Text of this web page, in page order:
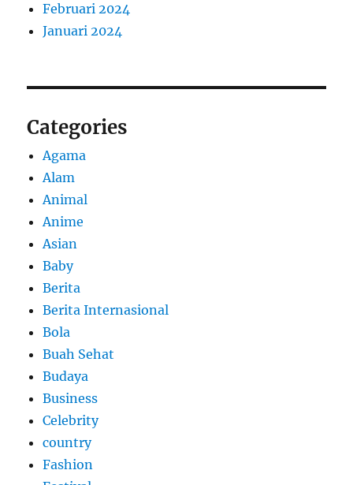
Februari 2024
Januari 2024
Categories
Agama
Alam
Animal
Anime
Asian
Baby
Berita
Berita Internasional
Bola
Buah Sehat
Budaya
Business
Celebrity
country
Fashion